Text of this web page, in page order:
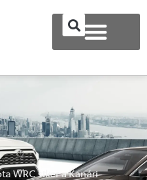
WRC siker a Kanári-